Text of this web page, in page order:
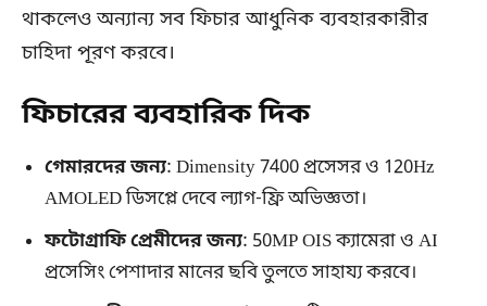
থাকলেও অন্যান্য সব ফিচার আধুনিক ব্যবহারকারীর
চাহিদা পূরণ করবে।
ফিচারের ব্যবহারিক দিক
গেমারদের জন্য: Dimensity 7400 প্রসেসর ও 120Hz
AMOLED ডিসপ্লে দেবে ল্যাগ-ফ্রি অভিজ্ঞতা।
ফটোগ্রাফি প্রেমীদের জন্য: 50MP OIS ক্যামেরা ও AI
প্রসেসিং পেশাদার মানের ছবি তুলতে সাহায্য করবে।